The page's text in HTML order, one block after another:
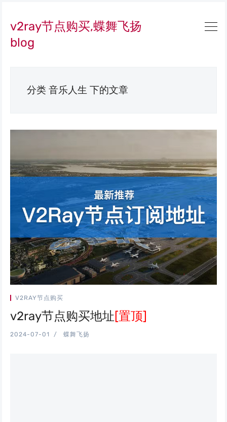
v2ray节点购买,蝶舞飞扬
blog
分类 音乐人生 下的文章
V2RAY节点购买
v2ray节点购买地址[置顶]
2024-07-01 蝶舞飞扬